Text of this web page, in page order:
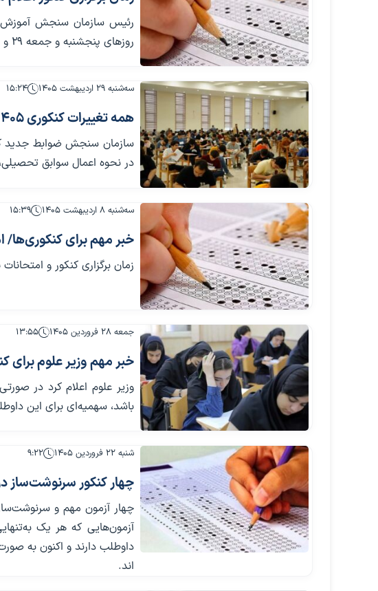
رئیس سازمان سنجش آموزش
روزهای پنجشنبه و جمعه ۲۹ و ۳۰ مردادماه خبر داد.
سه‌شنبه ۲۹ اردیبهشت ۱۴۰۵ ۱۵:۲۴
همه تغییرات کنکوری‌ ۱۴۰۵ اعلام شد
در نحوه اعمال سوابق
سه‌شنبه ۸ اردیبهشت ۱۴۰۵ ۱۵:۳۹
خبر مهم برای کنکوری‌ها/ امتحانات نهایی ۱۵
زمان برگزاری کنکور و
جمعه ۲۸ فروردین ۱۴۰۵ ۱۳:۵۵
خبر مهم وزیر علوم برای
وزیر علوم اعلام کرد در
باشد، سهمیه‌ای برای این
شنبه ۲۲ فروردین ۱۴۰۵ ۹:۲۲
چهار کنکور سرنوشت‌ساز
چهار آزمون مهم و
آزمون‌هایی که هر یک
داوطلب دارند و اکنون به
اند.